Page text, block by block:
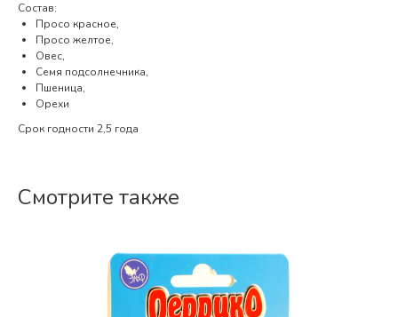
Состав:
Просо красное,
Просо желтое,
Овес,
Семя подсолнечника,
Пшеница,
Орехи
Срок годности 2,5 года
Смотрите также